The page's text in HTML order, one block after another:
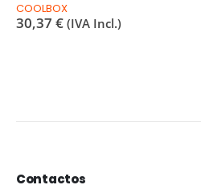
COOLBOX
30,37 € (IVA Incl.)
Contactos